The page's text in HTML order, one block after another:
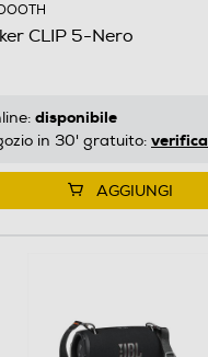
CLIP 5-Nero
disponibile
in 30' gratuito: verifica
AGGIUNGI